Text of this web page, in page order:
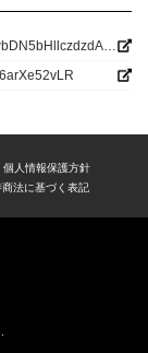
個人情報保護方針
商法に基づく表記